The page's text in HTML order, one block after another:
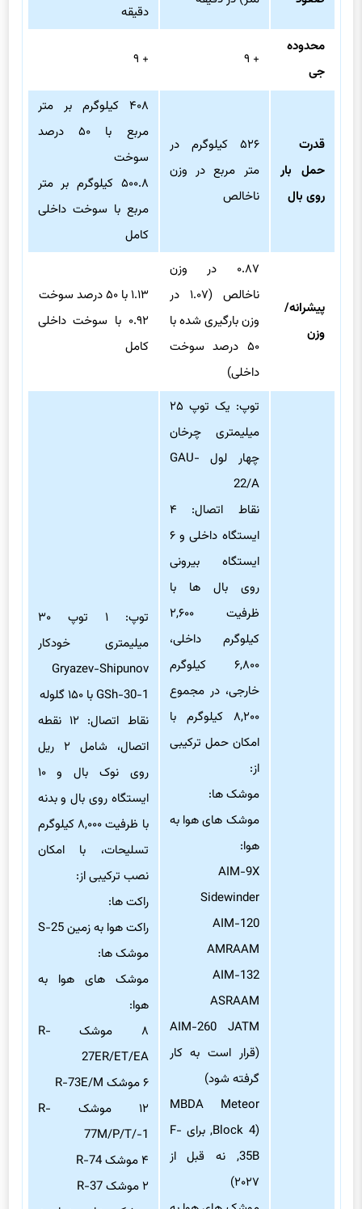
دقیقه
محدوده
جی
+ ۹ + ۹
قدرت
حمل بار
روی بال
۵۲۶ کیلوگرم در
متر مربع در وزن
ناخالص
۴۰۸ کیلوگرم بر متر
مربع با ۵۰ درصد
سوخت
۵۰۰.۸ کیلوگرم بر متر
مربع با سوخت داخلی
کامل
پیشرانه/
وزن
۰.۸۷ در وزن
ناخالص (۱.۰۷ در
وزن بارگیری شده با
۵۰ درصد سوخت
داخلی)
۱.۱۳ با ۵۰ درصد سوخت
۰.۹۲ با سوخت داخلی
کامل
توپ: یک توپ ۲۵
میلیمتری چرخان
چهار لول GAU-
22/A
نقاط اتصال: ۴
ایستگاه داخلی و ۶
ایستگاه بیرونی
روی بال ها با
ظرفیت ۲,۶۰۰
کیلوگرم داخلی،
۶,۸۰۰ کیلوگرم
خارجی، در مجموع
۸,۲۰۰ کیلوگرم با
امکان حمل ترکیبی
از:
موشک ها:
موشک های هوا به
هوا:
AIM-9X
Sidewinder
AIM-120
AMRAAM
AIM-132
ASRAAM
AIM-260 JATM
(قرار است به کار
گرفته شود)
MBDA Meteor
(Block 4, برای F-
35B, نه قبل از
۲۰۲۷)
توپ: ۱ توپ ۳۰
میلیمتری خودکار
Gryazev-Shipunov
GSh-30-1 با ۱۵۰ گلوله
نقاط اتصال: ۱۲ نقطه
اتصال، شامل ۲ ریل
روی نوک بال و ۱۰
ایستگاه روی بال و بدنه
با ظرفیت ۸,۰۰۰ کیلوگرم
تسلیحات، با امکان
نصب ترکیبی از:
راکت ها:
راکت هوا به زمین S-25
موشک ها:
موشک های هوا به
هوا:
۸ موشک R-
27ER/ET/EA
۶ موشک R-73E/M
۱۲ موشک R-
77M/P/T/-1
۴ موشک R-74
۲ موشک R-37